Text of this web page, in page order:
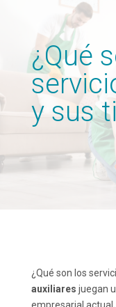
¿Qué
y sus
¿Qué son los
auxiliares juegan